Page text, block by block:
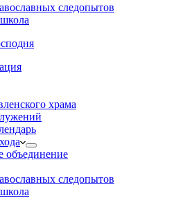
следопытов
храма
объединение
следопытов